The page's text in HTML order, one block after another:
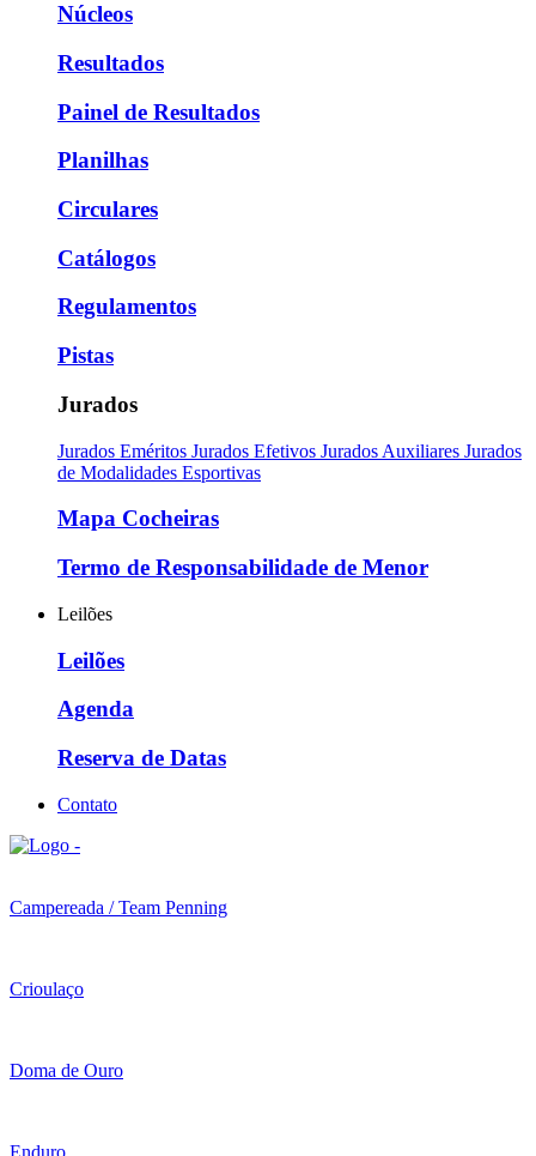
Núcleos
Resultados
Painel de Resultados
Planilhas
Circulares
Catálogos
Regulamentos
Pistas
Jurados
Jurados Eméritos Jurados Efetivos Jurados Auxiliares Jurados
de Modalidades Esportivas
Mapa Cocheiras
Termo de Responsabilidade de Menor
Leilões
Leilões
Agenda
Reserva de Datas
Contato
Campereada / Team Penning
Crioulaço
Doma de Ouro
Enduro